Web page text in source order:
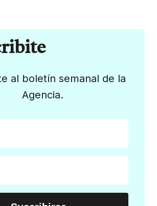
al boletín semanal de la
Agencia.